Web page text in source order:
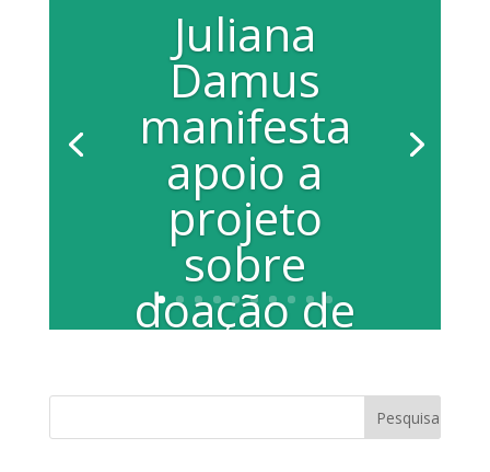
Juliana
Damus
manifesta
apoio a
projeto
sobre
doação de
Proposta que tramita no Senado
Federal garante que desejo do doador